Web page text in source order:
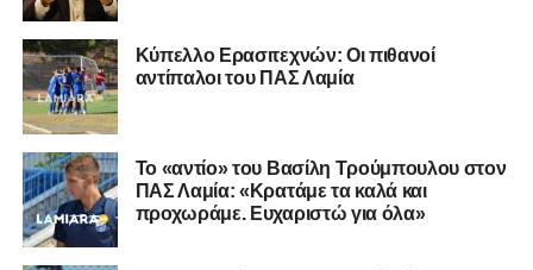
Κύπελλο Ερασιτεχνών: Οι πιθανοί
αντίπαλοι του ΠΑΣ Λαμία
Το «αντίο» του Βασίλη Τρούμπουλου στον
ΠΑΣ Λαμία: «Κρατάμε τα καλά και
προχωράμε. Ευχαριστώ για όλα»